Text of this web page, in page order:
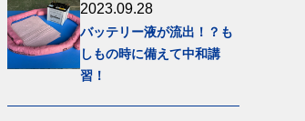
2023.09.28
バッテリー液が流出！？も
しもの時に備えて中和講
習！